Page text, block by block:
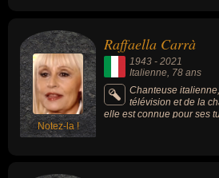
Notez-la !
Raffaella Carrà
1943 - 2021
Italienne , 78 ans
Chanteuse
télévision et de la
elle est connue pour ses
(1971), ou encore « A far